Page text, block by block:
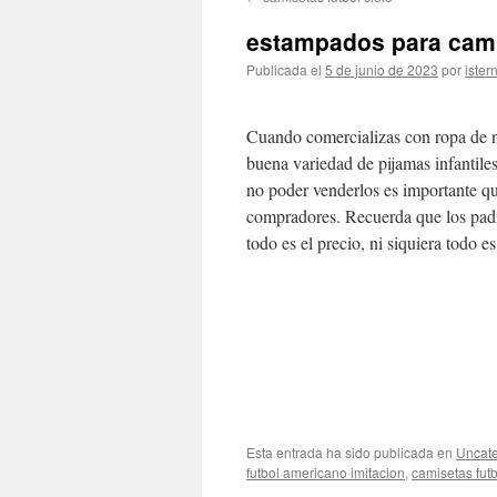
contenido
estampados para
Publicada el 5 de junio de 2023 poristern
Cuando comercializas con ropa
buena variedad de pijamas
no poder venderlos es importante
compradores. Recuerda que los
todo es el precio, ni siquiera todo
Esta entrada ha sido publicada en
futbol americano imitacion, camisetas